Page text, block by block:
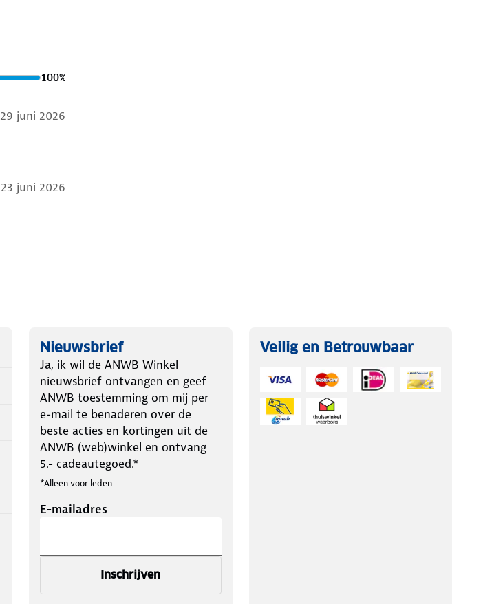
100%
29 juni 2026
23 juni 2026
Nieuwsbrief
Ja, ik wil de ANWB Winkel
nieuwsbrief ontvangen en geef
ANWB toestemming om mij per
e-mail te benaderen over de
beste acties en kortingen uit de
ANWB (web)winkel en ontvang
5.- cadeautegoed.*
*Alleen voor leden
E-mailadres
Inschrijven
Veilig en Betrouwbaar